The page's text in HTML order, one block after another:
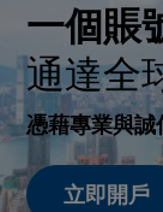
一個賬
通達全
憑藉專業與誠
立即開戶